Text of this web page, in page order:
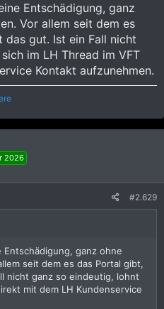
Entschädigung, ganz
Vor allem seit dem es
gut. Ist ein Fall nicht
im LH Thread im VFT
Kontakt aufzunehmen.
2026
#2.629
Entschädigung, ganz ohne
seit dem es das Portal gibt,
nicht ganz so eindeutig, lohnt
mit dem LH Kundenservice